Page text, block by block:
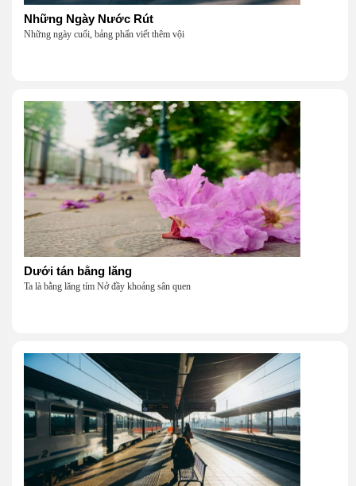
Những Ngày Nước Rút
Những ngày cuối, bảng phấn viết thêm vội
Dưới tán bằng lăng
Ta là bằng lăng tím Nở đầy khoảng sân quen